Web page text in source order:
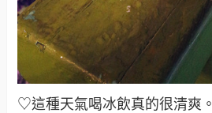
♡這種天氣喝冰飲真的很清爽。